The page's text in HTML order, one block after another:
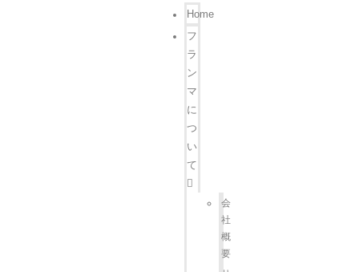
Home
フ
ラ
ン
マ
に
つ
い
て
会
社
概
要